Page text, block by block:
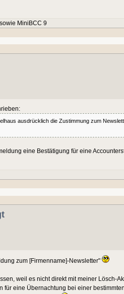
MiniBCC 9
ausdrücklich die Zustimmung zum
eine Bestätigung für eine
zum [Firmenname]-Newsletter"
weil es nicht direkt mit meiner Lösch-
für eine Übernachtung bei einer